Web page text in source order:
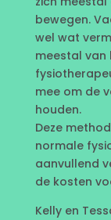
bewegen.
wel wat
meestal van
mee om de
houden.
Deze
normale
aanvullend
de kosten
Kelly en